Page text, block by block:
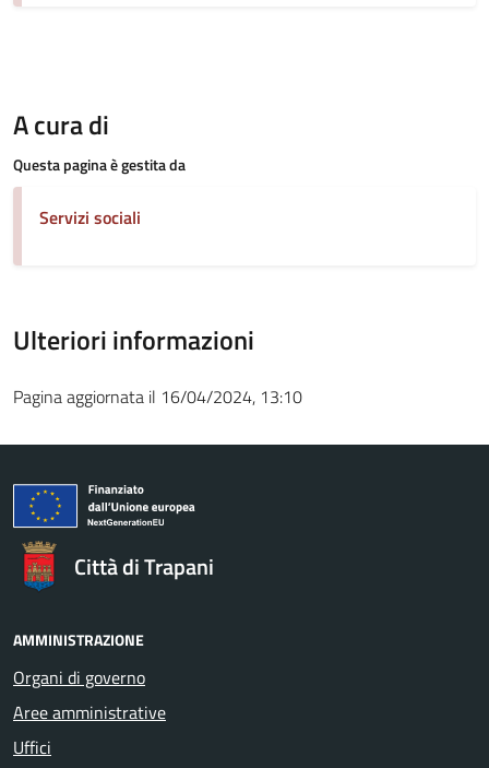
A cura di
Questa pagina è gestita da
Servizi sociali
Ulteriori informazioni
Pagina aggiornata il 16/04/2024, 13:10
Città di Trapani
AMMINISTRAZIONE
Organi di governo
Aree amministrative
Uffici